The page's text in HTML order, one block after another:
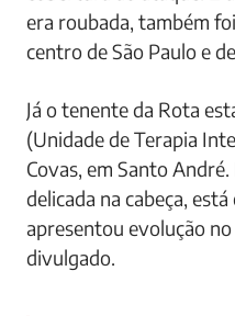
era roubada, também
centro de São Paulo e
Já o tenente da Rota
(Unidade de Terapia
Covas, em Santo
delicada na cabeça,
apresentou evolução
divulgado.